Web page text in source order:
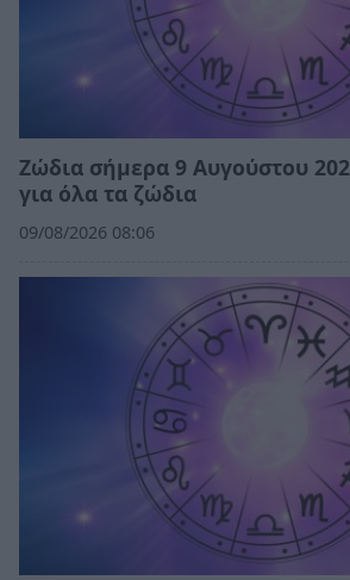
Ζώδια σήμερα 9 Αυγούστου
για όλα τα ζώδια
09/08/2026 08:06